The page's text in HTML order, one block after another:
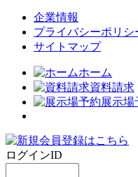
企業情報
プライバシーポリシ
サイトマップ
ホーム
資料請求
展示場
ログインID